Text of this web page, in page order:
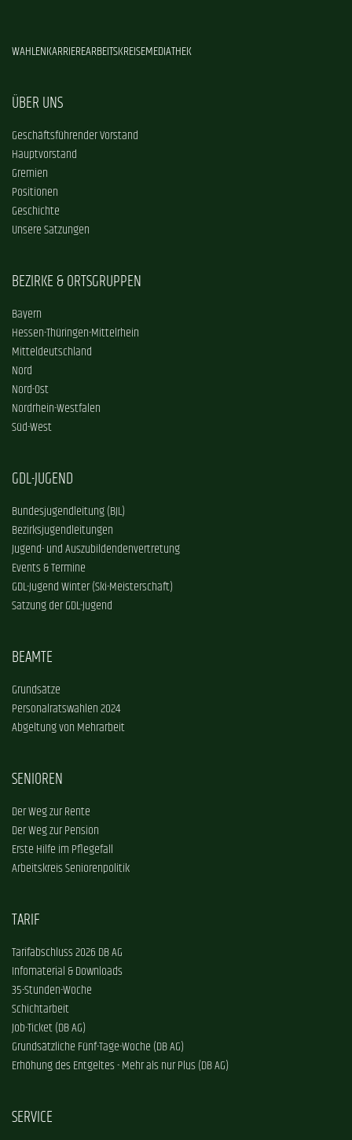
WAHLENKARRIEREARBEITSKREISEMEDIATHEK
ÜBER UNS
Geschäftsführender Vorstand
Hauptvorstand
Gremien
Positionen
Geschichte
Unsere Satzungen
BEZIRKE & ORTSGRUPPEN
Bayern
Hessen-Thüringen-Mittelrhein
Mitteldeutschland
Nord
Nord-Ost
Nordrhein-Westfalen
Süd-West
GDL-JUGEND
Bundesjugendleitung (BJL)
Bezirksjugendleitungen
Jugend- und Auszubildendenvertretung
Events & Termine
GDL-Jugend Winter (Ski-Meisterschaft)
Satzung der GDL-Jugend
BEAMTE
Grundsätze
Personalratswahlen 2024
Abgeltung von Mehrarbeit
SENIOREN
Der Weg zur Rente
Der Weg zur Pension
Erste Hilfe im Pflegefall
Arbeitskreis Seniorenpolitik
TARIF
Tarifabschluss 2026 DB AG
Infomaterial & Downloads
35-Stunden-Woche
Schichtarbeit
Job-Ticket (DB AG)
Grundsätzliche Fünf-Tage-Woche (DB AG)
Erhöhung des Entgeltes - Mehr als nur Plus (DB AG)
SERVICE